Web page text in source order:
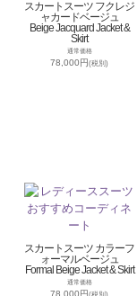
スカートスーツ フクレジ
ャカードベージュ
Beige Jacquard Jacket &
Skirt
通常価格
78,000円(税別)
スカートスーツ カラーフ
ォーマルベージュ
Formal Beige Jacket & Skirt
通常価格
78,000円